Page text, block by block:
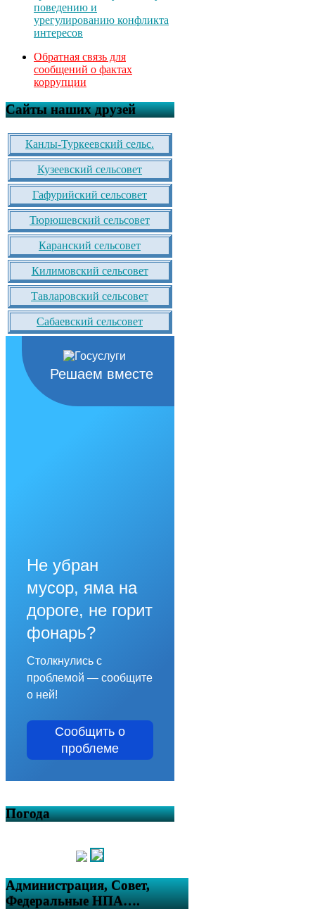
поведению и
урегулированию конфликта
интересов
Обратная связь для
сообщений о фактах
коррупции
Сайты наших друзей
Канлы-Туркеевский сельс.
Кузеевский сельсовет
Гафурийский сельсовет
Тюрюшевский сельсовет
Каранский сельсовет
Килимовский сельсовет
Тавларовский сельсовет
Сабаевский сельсовет
Решаем вместе
Не убран
мусор, яма на
дороге, не горит
фонарь?
Столкнулись с
проблемой — сообщите
о ней!
Сообщить о
проблеме
Погода
Администрация, Совет,
Федеральные НПА….